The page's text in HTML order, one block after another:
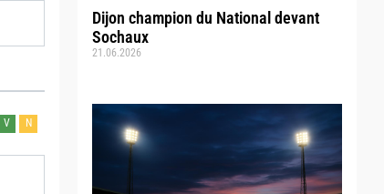
Dijon champion du National devant
Sochaux
21.06.2026
V N